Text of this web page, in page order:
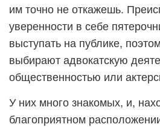
им точно не откажешь.
уверенности в себе
выступать на публике,
выбирают адвокатскую
общественностью или
У них много знакомых, и,
благоприятном